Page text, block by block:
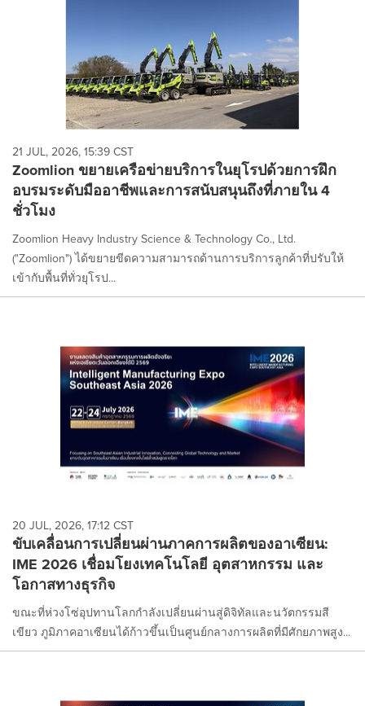
21 JUL, 2026, 15:39 CST
Zoomlion ขยายเครือข่ายบริการในยุโรปด้วยการฝึก
อบรมระดับมืออาชีพและการสนับสนุนถึงที่ภายใน 4
ชั่วโมง
Zoomlion Heavy Industry Science & Technology Co., Ltd.
("Zoomlion") ได้ขยายขีดความสามารถด้านการบริการลูกค้าที่ปรับให้
เข้ากับพื้นที่ทั่วยุโรป...
20 JUL, 2026, 17:12 CST
ขับเคลื่อนการเปลี่ยนผ่านภาคการผลิตของอาเซียน:
IME 2026 เชื่อมโยงเทคโนโลยี อุตสาหกรรม และ
โอกาสทางธุรกิจ
ขณะที่ห่วงโซ่อุปทานโลกกำลังเปลี่ยนผ่านสู่ดิจิทัลและนวัตกรรมสี
เขียว ภูมิภาคอาเซียนได้ก้าวขึ้นเป็นศูนย์กลางการผลิตที่มีศักยภาพสูง...